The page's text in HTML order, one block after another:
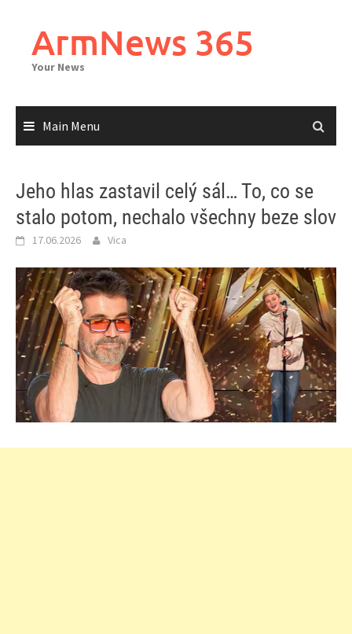
contentArmNews 365
Your News
Main Menu
Jeho hlas zastavil celý sál… To, co se
stalo potom, nechalo všechny beze slov
17.06.2026 Vica